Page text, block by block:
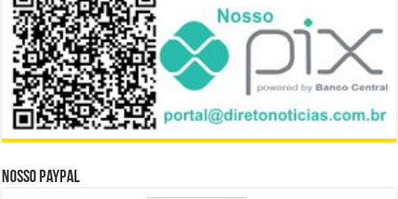
Nosso Paypal